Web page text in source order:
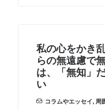
私の心をかき
らの無遠慮で
は、「無知」
い
コラムやエッセイ, 周